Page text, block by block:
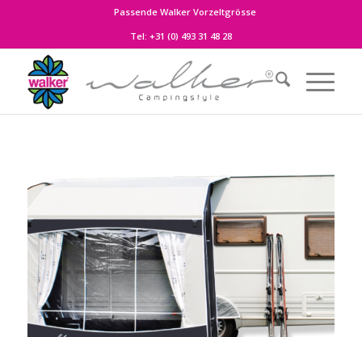
Passende Walker Vorzeltgrösse
Tel: +31 (0) 493 31 48 28